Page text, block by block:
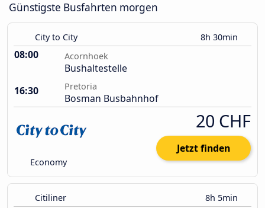
Günstigste Busfahrten morgen
City to City 8h 30min
08:00 Acornhoek
Bushaltestelle
16:30
Pretoria
Bosman Busbahnhof
Economy
20 CHF
Jetzt finden
Citiliner 8h 5min